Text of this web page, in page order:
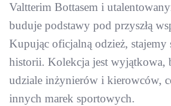
Valtterim Bottasem i
buduje podstawy pod przyszłą
Kupując oficjalną odzież, stajemy
historii. Kolekcja jest wyjątkowa,
udziale inżynierów i kierowców,
innych marek sportowych.